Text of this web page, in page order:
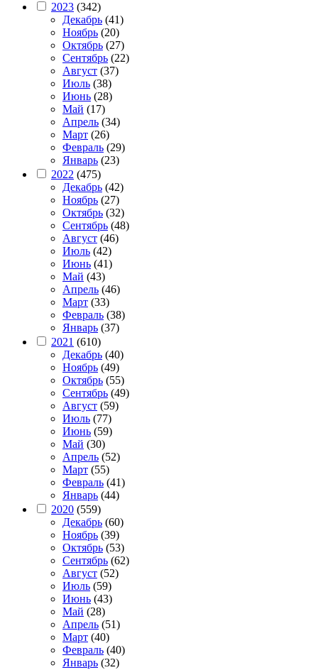
2023 (342)
Декабрь (41)
Ноябрь (20)
Октябрь (27)
Сентябрь (22)
Август (37)
Июль (38)
Июнь (28)
Май (17)
Апрель (34)
Март (26)
Февраль (29)
Январь (23)
2022 (475)
Декабрь (42)
Ноябрь (27)
Октябрь (32)
Сентябрь (48)
Август (46)
Июль (42)
Июнь (41)
Май (43)
Апрель (46)
Март (33)
Февраль (38)
Январь (37)
2021 (610)
Декабрь (40)
Ноябрь (49)
Октябрь (55)
Сентябрь (49)
Август (59)
Июль (77)
Июнь (59)
Май (30)
Апрель (52)
Март (55)
Февраль (41)
Январь (44)
2020 (559)
Декабрь (60)
Ноябрь (39)
Октябрь (53)
Сентябрь (62)
Август (52)
Июль (59)
Июнь (43)
Май (28)
Апрель (51)
Март (40)
Февраль (40)
Январь (32)